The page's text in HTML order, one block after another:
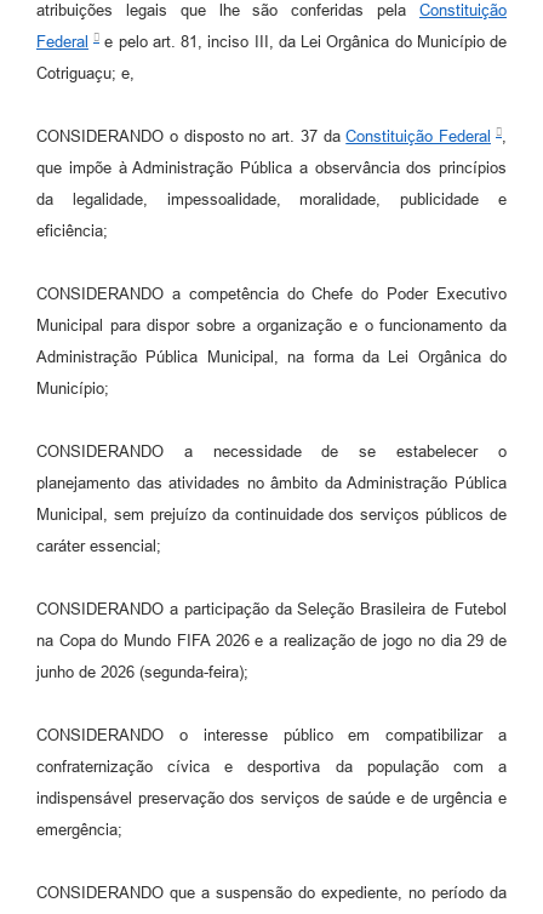
SIC
Diário Oficial
atribuições legais que lhe são conferidas pela Constituição
Federal
e pelo art. 81, inciso III, da Lei Orgânica do Município de
Cotriguaçu; e,
CONSIDERANDO o disposto no art. 37 daConstituição Federal
,
que impõe à Administração Pública a observância dos princípios
da legalidade, impessoalidade, moralidade, publicidade e
eficiência;
CONSIDERANDO a competência do Chefe do Poder Executivo
Municipal para dispor sobre a organização e o funcionamento da
Administração Pública Municipal, na forma da Lei Orgânica do
Município;
CONSIDERANDO a necessidade de se estabelecer o
planejamento das atividades no âmbito da Administração Pública
Municipal, sem prejuízo da continuidade dos serviços públicos de
caráter essencial;
CONSIDERANDO a participação da Seleção Brasileira de Futebol
na Copa do Mundo FIFA 2026 e a realização de jogo no dia 29 de
junho de 2026 (segunda-feira);
CONSIDERANDO o interesse público em compatibilizar a
confraternização cívica e desportiva da população com a
indispensável preservação dos serviços de saúde e de urgência e
emergência;
CONSIDERANDO que a suspensão do expediente, no período da